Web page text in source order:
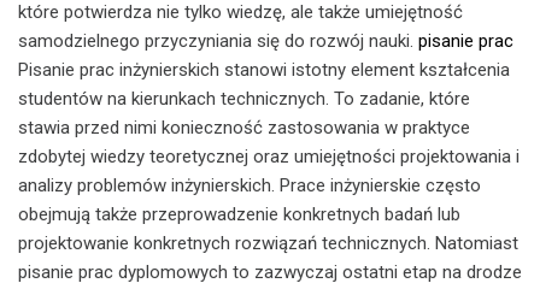
które potwierdza nie tylko wiedzę, ale także umiejętność
samodzielnego przyczyniania się do rozwój nauki. pisanie prac
Pisanie prac inżynierskich stanowi istotny element kształcenia
studentów na kierunkach technicznych. To zadanie, które
stawia przed nimi konieczność zastosowania w praktyce
zdobytej wiedzy teoretycznej oraz umiejętności projektowania i
analizy problemów inżynierskich. Prace inżynierskie często
obejmują także przeprowadzenie konkretnych badań lub
projektowanie konkretnych rozwiązań technicznych. Natomiast
pisanie prac dyplomowych to zazwyczaj ostatni etap na drodze